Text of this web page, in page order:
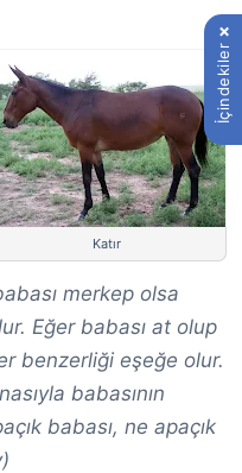
İçindekiler
Katır
merkep olsa
Eğer babası at olup
benzerliği eşeğe olur.
babasının
babası, ne apaçık